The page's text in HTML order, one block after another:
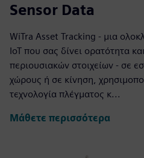
Sensor Data
WiTra Asset Tracking - μια
IoT που σας δίνει ορατότητα
περιουσιακών στοιχείων - σε
χώρους ή σε κίνηση,
τεχνολογία πλέγματος κ...
Μάθετε περισσότερα